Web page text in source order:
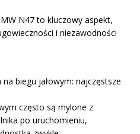
N47 to kluczowy aspekt,
i niezawodności
biegu jałowym: najczęstsze
często są mylone z
po uruchomieniu,